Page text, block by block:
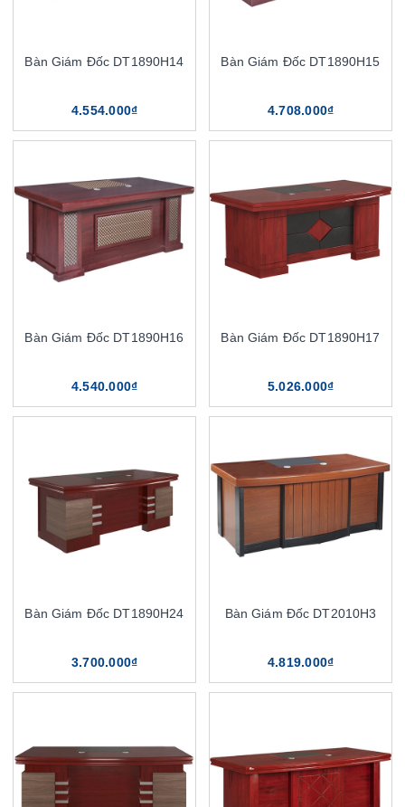
Bàn Giám Đốc DT1890H14
4.554.000₫
Bàn Giám Đốc DT1890H15
4.708.000₫
Bàn Giám Đốc DT1890H16
4.540.000₫
Bàn Giám Đốc DT1890H17
5.026.000₫
Bàn Giám Đốc DT1890H24
3.700.000₫
Bàn Giám Đốc DT2010H3
4.819.000₫